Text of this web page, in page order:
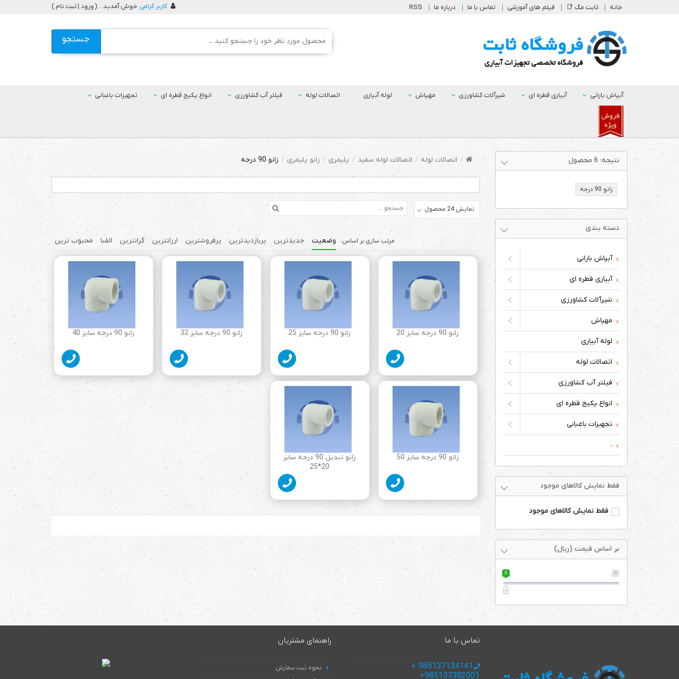
خانه ثابت مگ 📑 فیلم های آموزشی تماس با ما درباره ما RSS کاربر گرامی خوش آمدید ... (ورود | ثبت نام )
جستجو
آبپاش بارانی آبیاری قطره ای شیرآلات کشاورزی مهپاش لوله آبیاری اتصالات لوله فیلتر آب کشاورزی انواع پکیج قطره ای تجهیزات باغبانی
.
اتصالات لوله اتصالات لوله سفید پلیمری زانو پلیمری زانو 90 درجه
نمایش 24 محصول
وضعیت جدیدترین پربازدیدترین پرفروشترین ارزانترین گرانترین الفبا محبوب ترین
زانو 90 درجه سایز 20 زانو 90 درجه سایز 25 زانو 90 درجه سایز 32 زانو 90 درجه سایز 40
زانو 90 درجه سایز 50
زانو تبدیل 90 درجه سایز
20*25
نتیجه: 6 محصول
زانو 90 درجه
دسته بندی
آبپاش بارانی
آبیاری قطره ای
شیرآلات کشاورزی
مهپاش
لوله آبیاری
اتصالات لوله
فیلتر آب کشاورزی
انواع پکیج قطره ای
تجهیزات باغبانی
.
فقط نمایش کالاهای موجود
فقط نمایش کالاهای موجود
بر اساس قیمت (ریال)
0
0
تماس با ما راهنمای مشتریان
نحوه ثبت سفارش